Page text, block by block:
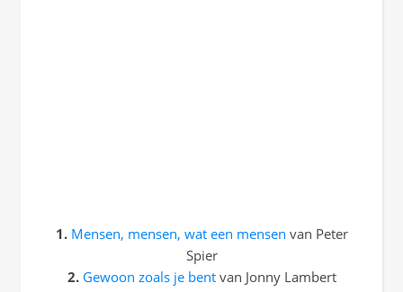
1. Mensen, mensen, wat een mensen van Peter
Spier
2. Gewoon zoals je bentvan Jonny Lambert